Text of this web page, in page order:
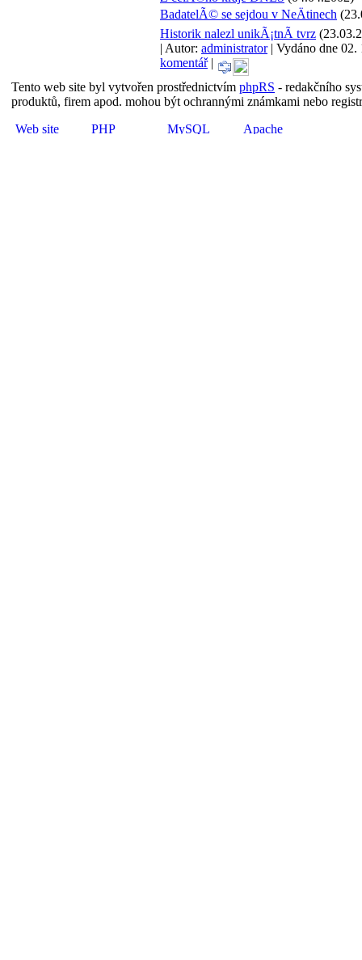
BadatelÃ© se sejdou v NeÄtinech
Historik nalezl unikÃ¡tnÃ­ tvrz
| Autor: administrator| Vydáno dne 02.
komentář|
Tento web site byl vytvořen prostřednictvím phpRS - redakčního
produktů, firem apod. mohou být ochrannými známkami nebo